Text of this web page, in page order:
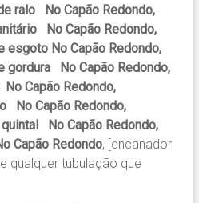
ralo No Capão Redondo,
No Capão Redondo,
esgoto No Capão Redondo,
gordura No Capão Redondo,
Capão Redondo,
No Capão Redondo,
No Capão Redondo,
Capão Redondo, [encanador
qualquer tubulação que